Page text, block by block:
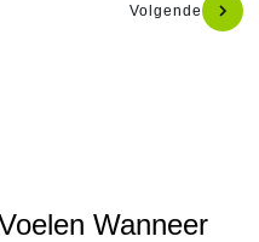
Volgende
Wanneer